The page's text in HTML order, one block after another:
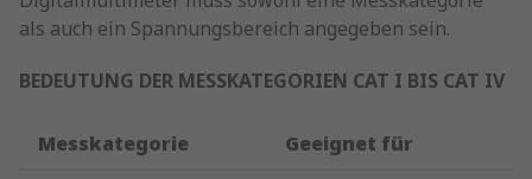
als auch ein Spannungsbereich angegeben sein.
BEDEUTUNG DER MESSKATEGORIEN CAT I BIS CAT IV
Messkategorie Geeignet für